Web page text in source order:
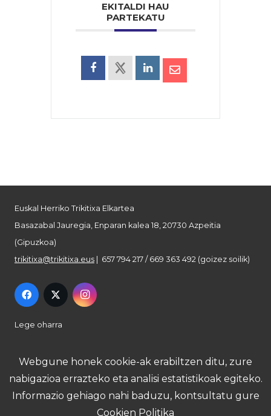
EKITALDI HAU
PARTEKATU
Euskal Herriko Trikitixa Elkartea
Basazabal Jauregia, Enparan kalea 18, 20730 Azpeitia
(Gipuzkoa)
trikitixa@trikitixa.eus | 657 794 217 / 669 363 492 (goizez soilik)
Lege oharra
Pribatutasun politika
Webgune honek cookie-ak erabiltzen ditu, zure
nabigazioa errazteko eta analisi estatistikoak egiteko.
Informazio gehiago nahi baduzu, kontsultatu gure
Cookien Politika